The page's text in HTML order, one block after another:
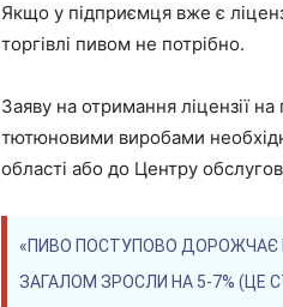
Якщо у підприємця вже є
торгівлі пивом не потрібно.
Заяву на отримання ліцензії
тютюновими виробами
області або до Центру
«ПИВО ПОСТУПОВО ДОРОЖЧАЄ
ЗАГАЛОМ ЗРОСЛИ НА 5-7% (ЦЕ